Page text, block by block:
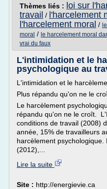
Thèmes liés : loi sur
travail / l'harcelement
l'harcelement moral /
moral / le harcelement moral
vrai du faux
L'intimidation et le
psychologique au
L'intimidation et le
Plus répandu qu'on ne le
Le harcèlement
répandu qu'on ne le croît.
conditions de travail (2008)
année, 15% de travailleurs
harcèlement
(2012),...
Lire la suite
Site : http://energievie.ca